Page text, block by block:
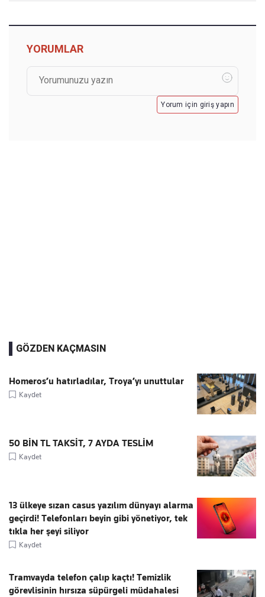
YORUMLAR
Yorum için giriş yapın
GÖZDEN KAÇMASIN
Homeros’u hatırladılar, Troya’yı unuttular
Kaydet
50 BİN TL TAKSİT, 7 AYDA TESLİM
Kaydet
13 ülkeye sızan casus yazılım dünyayı alarma
geçirdi! Telefonları beyin gibi yönetiyor, tek
tıkla her şeyi siliyor
Kaydet
Tramvayda telefon çalıp kaçtı! Temizlik
görevlisinin hırsıza süpürgeli müdahalesi